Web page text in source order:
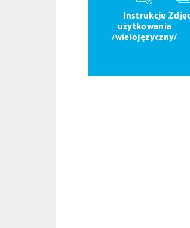
Instrukcje
użytkowania
/wielojęzyczny/